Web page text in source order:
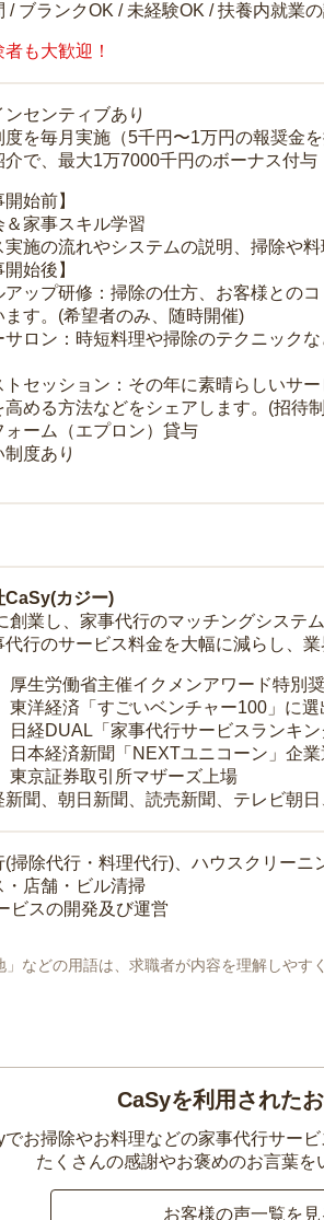
/ ブランクOK / 未経験OK / 扶養内就業
も大歓迎！
センティブあり
度を毎月実施（5千円〜1万円の報奨金を
介で、最大1万7000千円のボーナス付与
開始前】
＆家事スキル学習
実施の流れやシステムの説明、掃除や
開始後】
アップ研修：掃除の仕方、お客様との
ます。(希望者のみ、随時開催)
サロン：時短料理や掃除のテクニック
トセッション：その年に素晴らしいサ
高める方法などをシェアします。(招待
ーム（エプロン）貸与
度あり
CaSy(カジー)
創業し、家事代行のマッチングシステ
代行のサービス料金を大幅に減らし、業
生労働省主催イクメンアワード特別
洋経済「すごいベンチャー100」に選
経DUAL「家事代行サービスランキン
本経済新聞「NEXTユニコーン」企業
京証券取引所マザーズ上場
新聞、朝日新聞、読売新聞、テレビ朝
(掃除代行・料理代行)、ハウスクリーニ
・店舗・ビル清掃
ビスの開発及び運営
などの用語は、求職者が内容を理解しやす
CaSyを利用された
お掃除やお料理などの家事代行サー
たくさんの感謝やお褒めのお言葉を
お客様の声一覧を見